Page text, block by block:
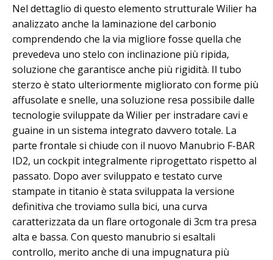
Nel dettaglio di questo elemento strutturale Wilier ha
analizzato anche la laminazione del carbonio
comprendendo che la via migliore fosse quella che
prevedeva uno stelo con inclinazione più ripida,
soluzione che garantisce anche più rigidità. Il tubo
sterzo è stato ulteriormente migliorato con forme più
affusolate e snelle, una soluzione resa possibile dalle
tecnologie sviluppate da Wilier per instradare cavi e
guaine in un sistema integrato davvero totale. La
parte frontale si chiude con il nuovo Manubrio F-BAR
ID2, un cockpit integralmente riprogettato rispetto al
passato. Dopo aver sviluppato e testato curve
stampate in titanio è stata sviluppata la versione
definitiva che troviamo sulla bici, una curva
caratterizzata da un flare ortogonale di 3cm tra presa
alta e bassa. Con questo manubrio si esaltali
controllo, merito anche di una impugnatura più